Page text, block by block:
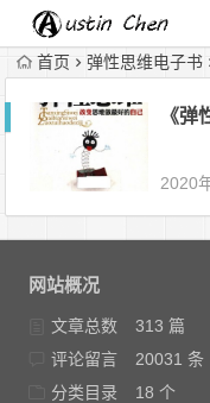
首页 弹性思维电子书
《
2020
网站概况
文章总数
313 篇
评论留言
20031 条
分类目录
18 个